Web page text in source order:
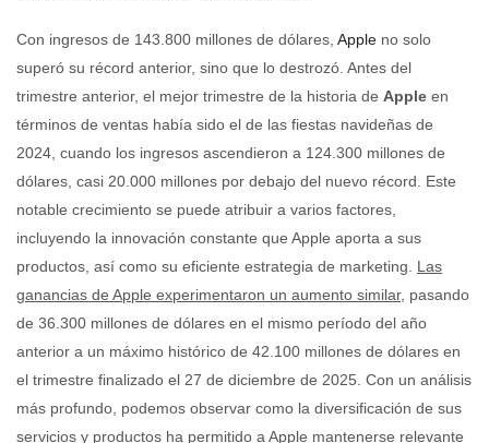
Con ingresos de 143.800 millones de dólares, Apple no solo
superó su récord anterior, sino que lo destrozó. Antes del
trimestre anterior, el mejor trimestre de la historia de Apple en
términos de ventas había sido el de las fiestas navideñas de
2024, cuando los ingresos ascendieron a 124.300 millones de
dólares, casi 20.000 millones por debajo del nuevo récord. Este
notable crecimiento se puede atribuir a varios factores,
incluyendo la innovación constante que Apple aporta a sus
productos, así como su eficiente estrategia de marketing. Las
ganancias de Apple experimentaron un aumento similar, pasando
de 36.300 millones de dólares en el mismo período del año
anterior a un máximo histórico de 42.100 millones de dólares en
el trimestre finalizado el 27 de diciembre de 2025. Con un análisis
más profundo, podemos observar como la diversificación de sus
servicios y productos ha permitido a Apple mantenerse relevante